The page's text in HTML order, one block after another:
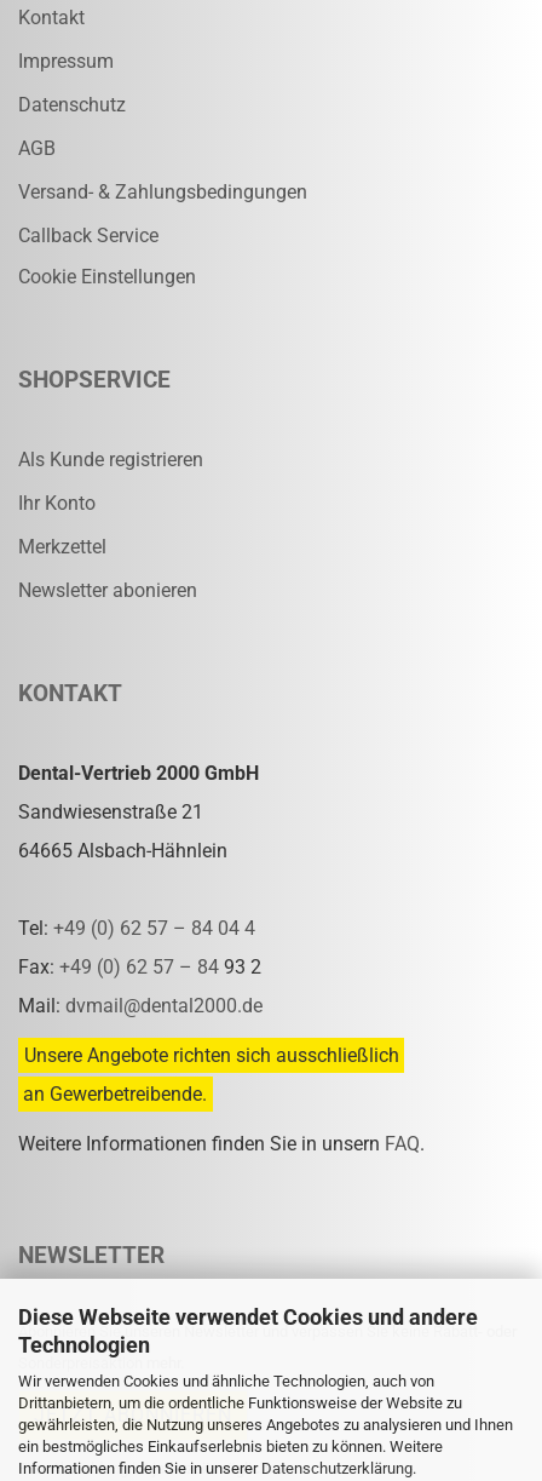
Diese Webseite verwendet Cookies und andere
Technologien
Wir verwenden Cookies und ähnliche Technologien, auch von
Drittanbietern, um die ordentliche Funktionsweise der Website zu
gewährleisten, die Nutzung unseres Angebotes zu analysieren und Ihnen
ein bestmögliches Einkaufserlebnis bieten zu können. Weitere
Informationen finden Sie in unserer Datenschutzerklärung.
Kontakt
Impressum
Datenschutz
AGB
Versand- & Zahlungsbedingungen
Callback Service
Cookie Einstellungen
SHOPSERVICE
Als Kunde registrieren
Ihr Konto
Merkzettel
Newsletter abonieren
KONTAKT
Dental-Vertrieb 2000 GmbH
Sandwiesenstraße 21
64665 Alsbach-Hähnlein
Tel: +49 (0) 62 57 – 84 04 4
Fax: +49 (0) 62 57 – 84 93 2
Mail: dvmail@dental2000.de
Unsere Angebote richten sich ausschließlich
an Gewerbetreibende.
Weitere Informationen finden Sie in unsern FAQ.
NEWSLETTER
Abonnieren Sie unseren Newsletter und verpassen Sie keine Rabatt- oder
Sonderpreisaktion mehr.
Eine Abmeldung ist jederzeit möglich.